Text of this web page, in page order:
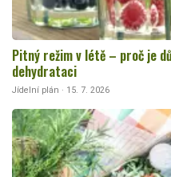
Pitný režim v létě – proč je
dehydrataci
Jídelní plán · 15. 7. 2026